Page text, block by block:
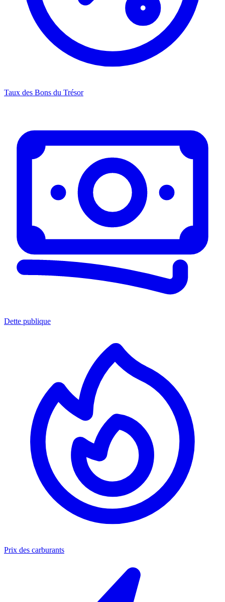
Taux des Bons du Trésor
Dette publique
Prix des carburants